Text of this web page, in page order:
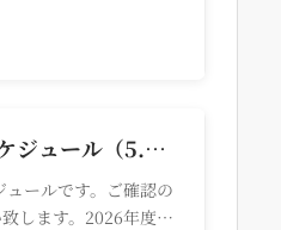
2026年度年間スケジュール（5.27更新）
ールです。ご確認の
します。2026年度ス